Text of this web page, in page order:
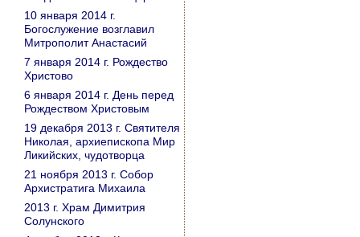
10 января 2014 г.
Богослужение возглавил
Митрополит Анастасий
7 января 2014 г. Рождество
Христово
6 января 2014 г. День перед
Рождеством Христовым
19 декабря 2013 г. Святителя
Николая, архиепископа Мир
Ликийских, чудотворца
21 ноября 2013 г. Собор
Архистратига Михаила
2013 г. Храм Димитрия
Солунского